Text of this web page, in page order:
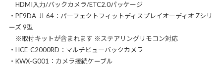
HDMI入力/バックカメラ/ETC2.0パッケージ
・PF9DA-JI-64：パーフェクトフィットディスプレイオーディオ Zシリ
ーズ 9型
※取付キットが含まれます ※ステアリングリモコン対応
・HCE-C2000RD：マルチビューバックカメラ
・KWX-G001：カメラ接続ケーブル